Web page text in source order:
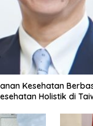
Kesehatan
Holistik di